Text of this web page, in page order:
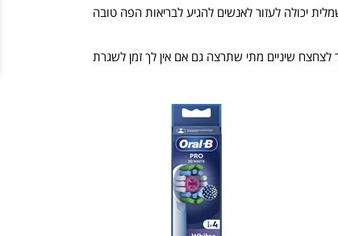
יכולה לעזור לאנשים להגיע לבריאות הפה טובה
לצחצח שיניים מתי שתרצה גם אם אין לך זמן לשגרת